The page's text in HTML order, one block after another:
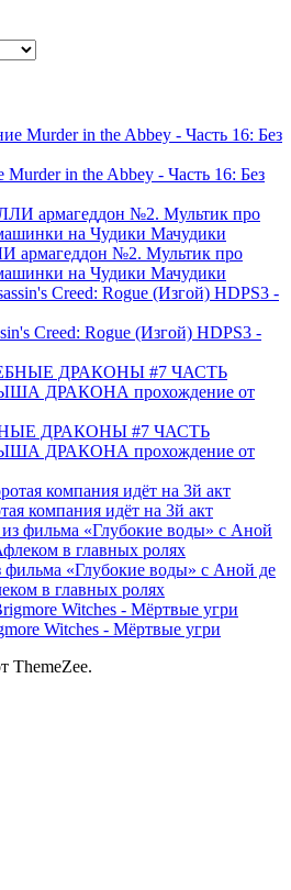
in the Abbey - Часть 16: Без
№2. Мультик про
на Чудики Мачудики
Creed: Rogue (Изгой) HDPS3 -
ДРАКОНЫ #7 ЧАСТЬ
ДРАКОНА прохождение от
компания идёт на 3й акт
«Глубокие воды» с Аной де
в главных ролях
Witches - Мёртвые угри
ThemeZee.